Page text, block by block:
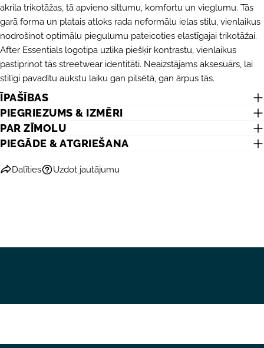
akrila trikotāžas, tā apvieno siltumu, komfortu un vieglumu. Tās
garā forma un platais atloks rada neformālu ielas stilu, vienlaikus
nodrošinot optimālu piegulumu pateicoties elastīgajai trikotāžai.
After Essentials logotipa uzlika piešķir kontrastu, vienlaikus
pastiprinot tās streetwear identitāti. Neaizstājams aksesuārs, lai
stilīgi pavadītu aukstu laiku gan pilsētā, gan ārpus tās.
ĪPAŠĪBAS
PIEGRIEZUMS & IZMĒRI
PAR ZĪMOLU
PIEGĀDE & ATGRIEŠANA
Dalīties
DALĪTIES AR ŠO PRODUKTU
Dalīties
Uzdot jautājumu
UZDOT JAUTĀJUMU
Jūsu
Jūsu
pasts
Jūsu
Jūsu